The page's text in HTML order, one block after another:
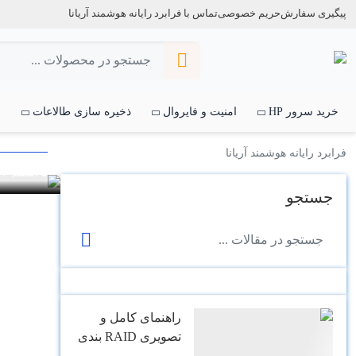
پیگیری سفارشحریم خصوصیتماس با فرابرد رایانه هوشمند آریانا
خرید سرور HP امنیت و فایروال ذخیره سازی طالاعات
فرابرد رایانه هوشمند آریانا
جستجو
راهنمای کامل و
تصویری RAID بندی